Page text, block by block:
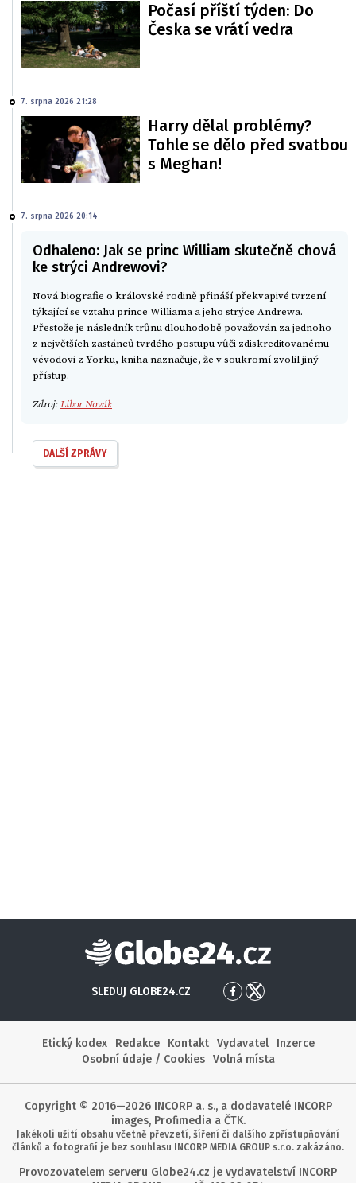
Počasí příští týden: Do
Česka se vrátí vedra
7. srpna 2026 21:28
Harry dělal problémy?
Tohle se dělo před svatbou
s Meghan!
7. srpna 2026 20:14
Odhaleno: Jak se princ William skutečně chová
ke strýci Andrewovi?
Nová biografie o královské rodině přináší překvapivé tvrzení
týkající se vztahu prince Williama a jeho strýce Andrewa.
Přestože je následník trůnu dlouhodobě považován za jednoho
z největších zastánců tvrdého postupu vůči zdiskreditovanému
vévodovi z Yorku, kniha naznačuje, že v soukromí zvolil jiný
přístup.
Zdroj:Libor Novák
DALŠÍ ZPRÁVY
Globe24
SLEDUJ GLOBE24.CZ
PřejítPřejít
Etický kodex
Redakce Kontakt Vydavatel
Inzerce
Osobní údaje / Cookies
Volná místa
Copyright © 2016—2026 INCORP a. s., a dodavatelé INCORP
images, Profimedia a ČTK.
Jakékoli užití obsahu včetně převzetí, šíření či dalšího zpřístupňování
článků a fotografií je bez souhlasu INCORP MEDIA GROUP s.r.o. zakázáno.
Provozovatelem serveru Globe24.cz je vydavatelství INCORP